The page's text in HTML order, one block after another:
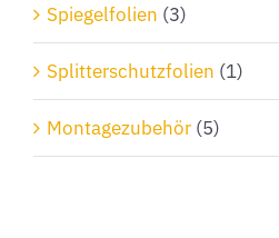
Spiegelfolien (3)
Splitterschutzfolien (1)
Montagezubehör (5)